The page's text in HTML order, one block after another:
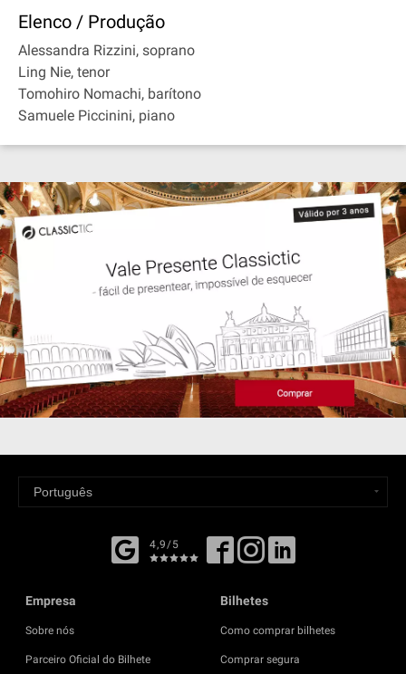
Elenco / Produção
Alessandra Rizzini, soprano
Ling Nie, tenor
Tomohiro Nomachi, barítono
Samuele Piccinini, piano
4,9/5
Empresa
Sobre nós
Parceiro Oficial do Bilhete
Bilhetes
Como comprar bilhetes
Comprar segura